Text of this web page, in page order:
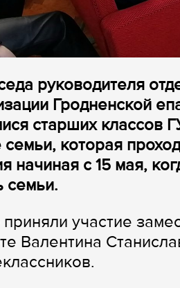
руководителя
Гродненской
старших классов
которая
начиная с 15 мая,
семьи.
участие
Валентина